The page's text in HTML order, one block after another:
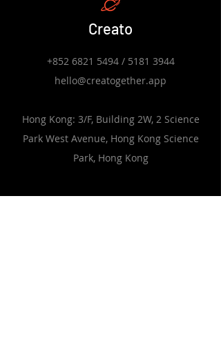
Creato
+852 6821 5494/ 5181 3944
hello@creatogether.app
Hong Kong: 3/F, Building 2W, 2 Science
Park West Avenue, Hong Kong Science
Park, Hong Kong